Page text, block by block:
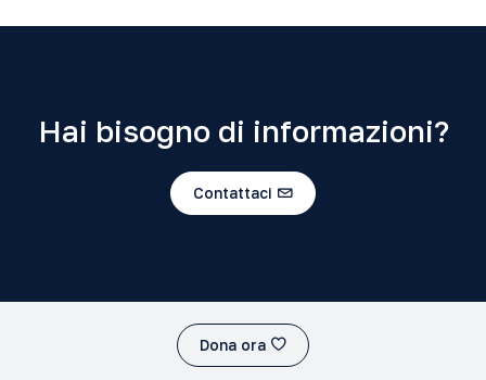
Hai bisogno di informazioni?
Contattaci
Dona ora